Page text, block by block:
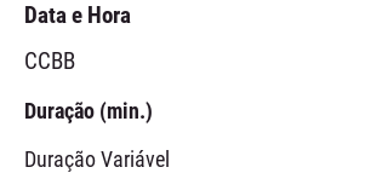
Data e Hora
CCBB
Duração (min.)
Duração Variável